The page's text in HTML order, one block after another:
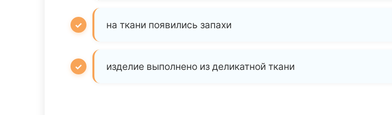
на ткани появились запахи
изделие выполнено из деликатной ткани